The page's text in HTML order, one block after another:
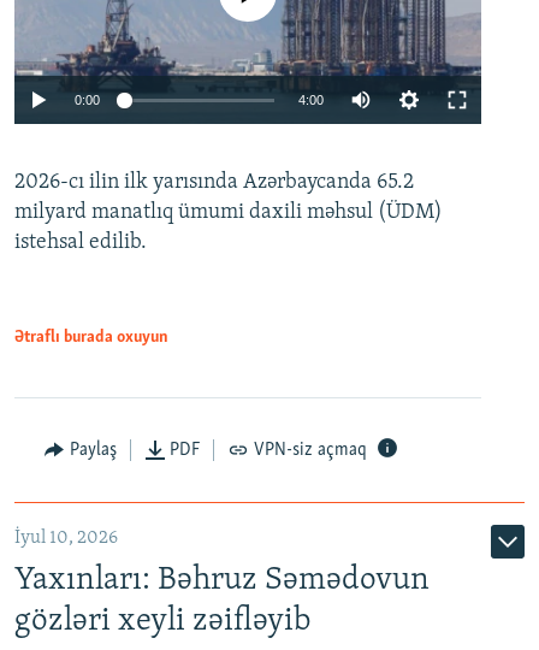
Auto 240p 360p 480p
0:00 4:00
360p
480p
2026-cı ilin ilk yarısında Azərbaycanda 65.2
milyard manatlıq ümumi daxili məhsul (ÜDM)
istehsal edilib.
Ətraflı burada oxuyun
Paylaş PDF VPN-siz açmaq
İyul 10, 2026
Yaxınları: Bəhruz Səmədovun
gözləri xeyli zəifləyib